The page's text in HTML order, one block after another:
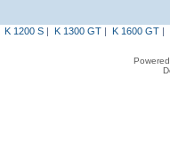
K 1200 S| K 1300 GT| K 1600 GT|